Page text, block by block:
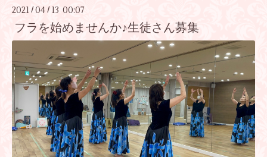
2021 / 04 / 13 00:07
フラを始めませんか♪生徒さん募集